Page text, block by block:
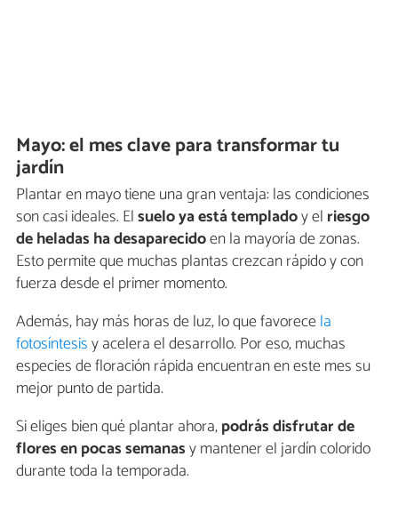
Mayo: el mes clave para transformar tu
jardín
Plantar en mayo tiene una gran ventaja: las condiciones
son casi ideales. Elsuelo ya está templadoy el riesgo
de heladas ha desaparecidoen la mayoría de zonas.
Esto permite que muchas plantas crezcan rápido y con
fuerza desde el primer momento.
Además, hay más horas de luz, lo que favorecela
fotosíntesisy acelera el desarrollo. Por eso, muchas
especies de floración rápida encuentran en este mes su
mejor punto de partida.
Si eliges bien qué plantar ahora,podrás disfrutar de
flores en pocas semanasy mantener el jardín colorido
durante toda la temporada.